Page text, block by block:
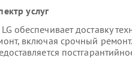
услуг
обеспечивает доставку
включая срочный